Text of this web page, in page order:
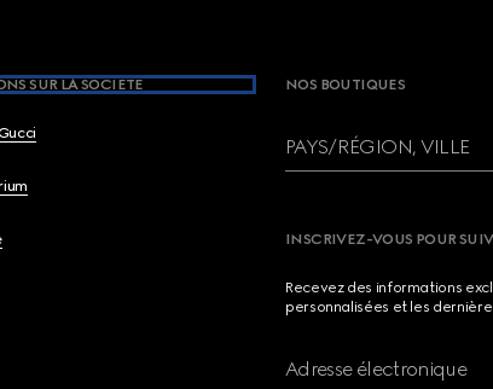
SUR LA SOCIETE NOS BOUTIQUES
PAYS/RÉGION, VILLE
INSCRIVEZ-VOUS POUR
Recevez des informations
personnalisées et les
Adresse électronique